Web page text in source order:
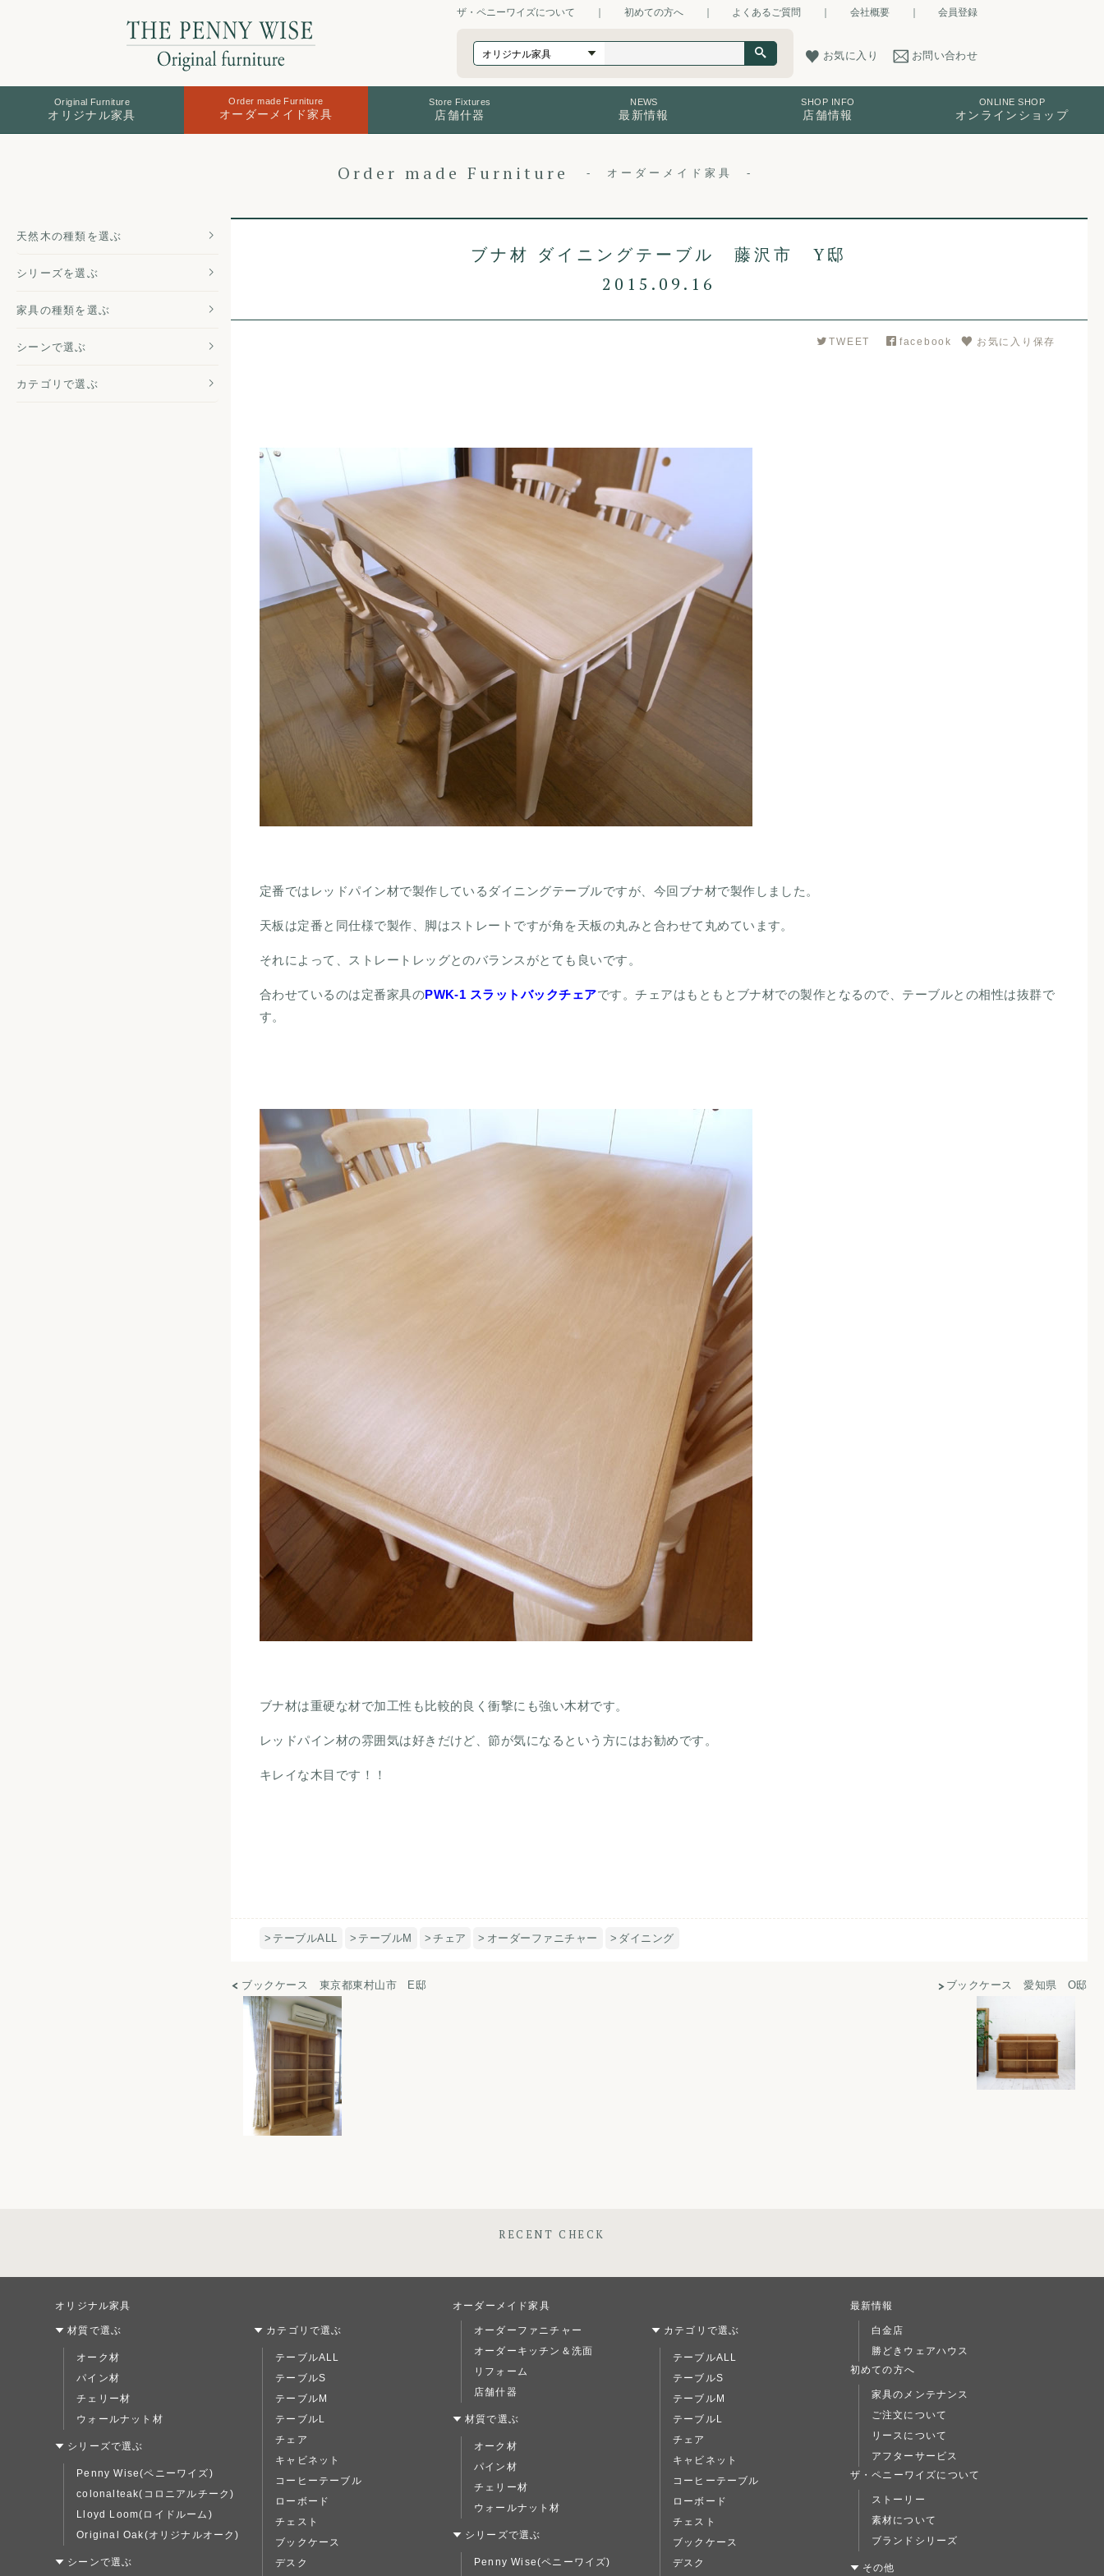
ザ・ペニーワイズについて 初めての方へ よくあるご質問 会社概要 会員登録
お気に入り お問い合わせ
Original Furniture
オリジナル家具
Order made Furniture
オーダーメイド家具
Store Fixtures
店舗什器
NEWS
最新情報
SHOP INFO
店舗情報
ONLINE SHOP
オンラインショップ
Order made Furniture オーダーメイド家具
天然木の種類を選ぶ
シリーズを選ぶ
家具の種類を選ぶ
シーンで選ぶ
カテゴリで選ぶ
ブナ材 ダイニングテーブル 藤沢市 Y邸
2015.09.16
TWEET facebook お気に入り保存
定番ではレッドパイン材で製作しているダイニングテーブルですが、今回ブナ材で製作しました。
天板は定番と同仕様で製作、脚はストレートですが角を天板の丸みと合わせて丸めています。
それによって、ストレートレッグとのバランスがとても良いです。
合わせているのは定番家具のPWK-1 スラットバックチェアです。チェアはもともとブナ材での製作となるので、テーブルとの相性は抜群で
す。
ブナ材は重硬な材で加工性も比較的良く衝撃にも強い木材です。
レッドパイン材の雰囲気は好きだけど、節が気になるという方にはお勧めです。
キレイな木目です！！
テーブルALL テーブルM チェア オーダーファニチャー ダイニング
ブックケース 東京都東村山市 E邸 ブックケース 愛知県 O邸
RECENT CHECK
オリジナル家具
材質で選ぶ
オーク材
パイン材
チェリー材
ウォールナット材
シリーズで選ぶ
Penny Wise(ペニーワイズ)
colonalteak(コロニアルチーク)
Lloyd Loom(ロイドルーム)
Original Oak(オリジナルオーク)
シーンで選ぶ
カテゴリで選ぶ
テーブルALL
テーブルS
テーブルM
テーブルL
チェア
キャビネット
コーヒーテーブル
ローボード
チェスト
ブックケース
デスク
オーダーメイド家具
オーダーファニチャー
オーダーキッチン＆洗面
リフォーム
店舗什器
材質で選ぶ
オーク材
パイン材
チェリー材
ウォールナット材
シリーズで選ぶ
Penny Wise(ペニーワイズ)
カテゴリで選ぶ
テーブルALL
テーブルS
テーブルM
テーブルL
チェア
キャビネット
コーヒーテーブル
ローボード
チェスト
ブックケース
デスク
最新情報
白金店
勝どきウェアハウス
初めての方へ
家具のメンテナンス
ご注文について
リースについて
アフターサービス
ザ・ペニーワイズについて
ストーリー
素材について
ブランドシリーズ
その他